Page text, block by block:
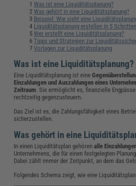
Was ist eine Liquiditätsplanung?
Was gehört in eine Liquiditätsplanung?
Beispiel: Wie sieht eine
Liquiditätsplanung erstellen in 5 Schritten
Wer erstellt eine Liquiditätsplanung?
Tipps und Strategien zur
Vorlagen zur Liquiditätsplanung
Was ist eine Liquiditätsplanung?
Eine Liquiditätsplanung ist eine
Einzahlungen und Auszahlungen eines
Zeitraum. Sie ermöglicht es, finanzielle
rechtzeitig gegenzusteuern.
Das Ziel ist es, die Zahlungsfähigkeit eines
sicherzustellen.
Was gehört in eine
In einen Liquiditätsplan gehörenalle
Unternehmens, die für einen festgelegten
Dabei zählt immer der Zeitpunkt, an dem das
Folgendes Schema zeigt, wie eine